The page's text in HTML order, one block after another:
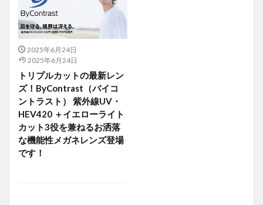
2025年6月24日
2025年6月24日
トリプルカットの最新レン
ズ！ByContrast（バイコ
ントラスト） 紫外線UV・
HEV420 ＋イエローライト
カット3役を兼ねるお洒落
な機能性メガネレンズ登場
です！